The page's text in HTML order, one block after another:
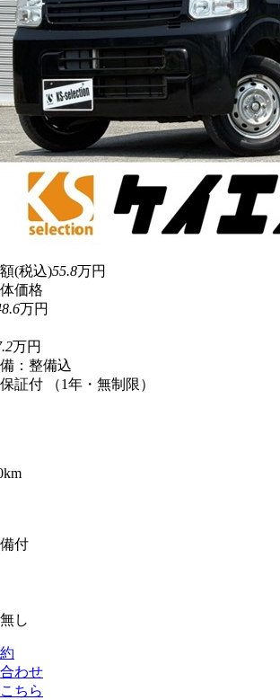
(税込)55.8万円
価格
万円
万円
：整備込
証付 （1年・無制限）
付
し
わせ
ちら